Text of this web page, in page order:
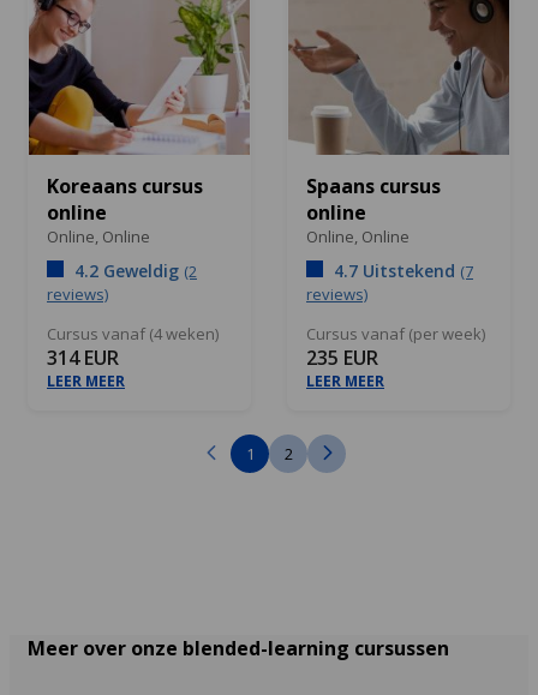
Koreaans cursus
online
Online, Online
4.2 Geweldig (2
reviews)
Cursus vanaf (4 weken)
314 EUR
LEER MEER
Spaans cursus
online
Online, Online
4.7 Uitstekend (7
reviews)
Cursus vanaf (per week)
235 EUR
LEER MEER
1 2
Meer over onze blended-learning cursussen